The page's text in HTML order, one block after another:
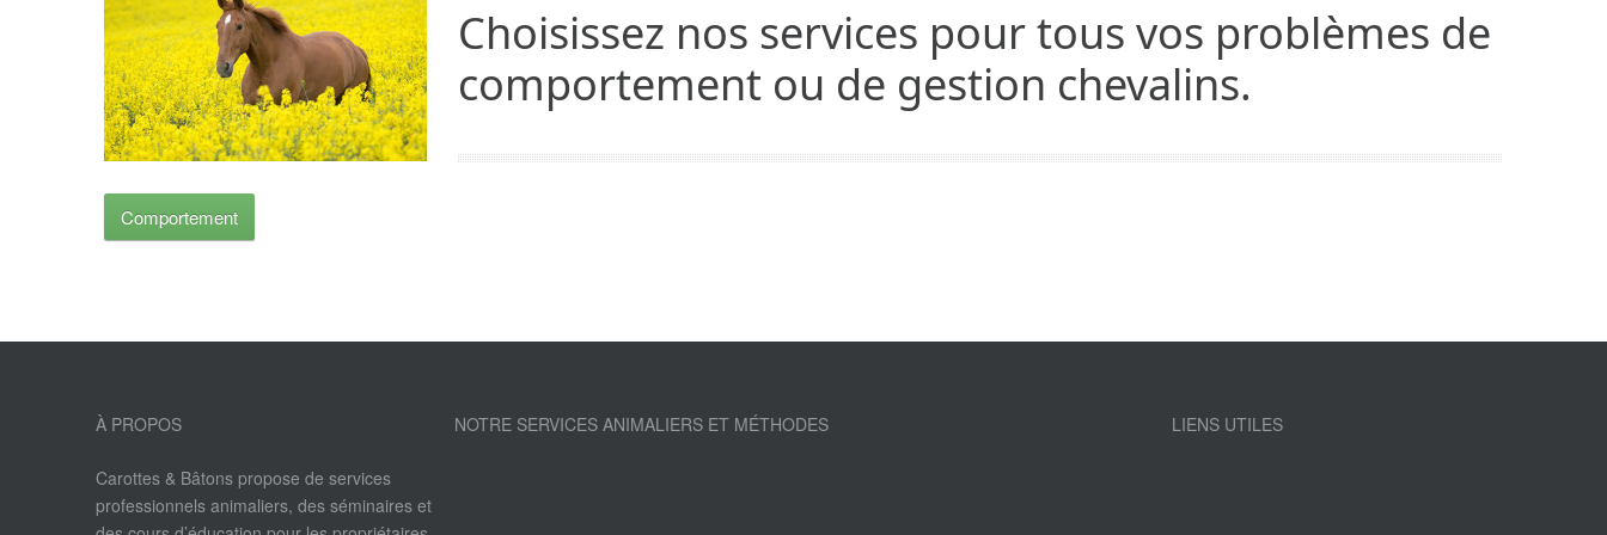
Comportement
Choisissez nos services pour tous vos problèmes de
comportement ou de gestion chevalins.
À PROPOS
Carottes & Bâtons propose de services
professionnels animaliers, des séminaires et
NOTRE SERVICES ANIMALIERS ET MÉTHODES LIENS UTILES